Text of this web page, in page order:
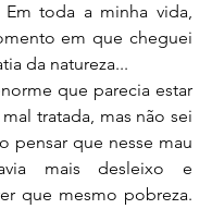
Em toda a minha vida,
em que cheguei
da natureza...
que parecia estar
tratada, mas não sei
pensar que nesse mau
mais desleixo e
que mesmo pobreza.